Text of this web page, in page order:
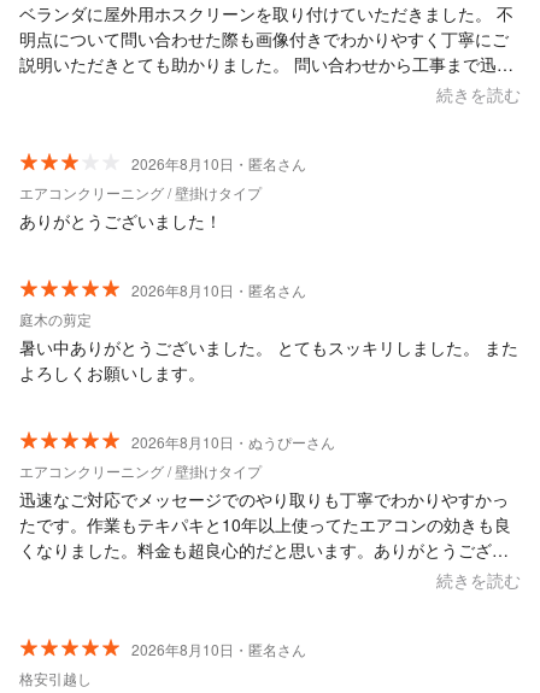
ベランダに屋外用ホスクリーンを取り付けていただきました。 不
明点について問い合わせた際も画像付きでわかりやすく丁寧にご
説明いただきとても助かりました。 問い合わせから工事まで迅速
続きを読む
2026年8月10日・匿名さん
エアコンクリーニング / 壁掛けタイプ
ありがとうございました！
2026年8月10日・匿名さん
庭木の剪定
暑い中ありがとうございました。 とてもスッキリしました。 また
よろしくお願いします。
2026年8月10日・ぬうぴーさん
エアコンクリーニング / 壁掛けタイプ
迅速なご対応でメッセージでのやり取りも丁寧でわかりやすかっ
たです。作業もテキパキと10年以上使ってたエアコンの効きも良
くなりました。料金も超良心的だと思います。ありがとうござい
続きを読む
2026年8月10日・匿名さん
格安引越し